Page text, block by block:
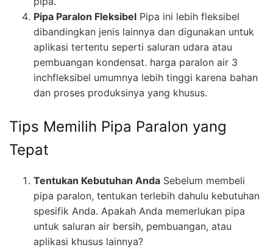
Pipa Paralon Fleksibel Pipa ini lebih fleksibel
dibandingkan jenis lainnya dan digunakan untuk
aplikasi tertentu seperti saluran udara atau
pembuangan kondensat. harga paralon air 3
inchfleksibel umumnya lebih tinggi karena bahan
dan proses produksinya yang khusus.
Tips Memilih Pipa Paralon yang
Tepat
Tentukan Kebutuhan Anda Sebelum membeli
pipa paralon, tentukan terlebih dahulu kebutuhan
spesifik Anda. Apakah Anda memerlukan pipa
untuk saluran air bersih, pembuangan, atau
aplikasi khusus lainnya?